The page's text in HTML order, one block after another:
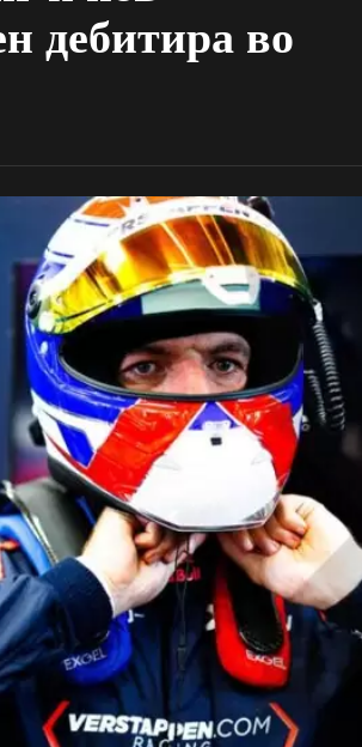
дебитира во